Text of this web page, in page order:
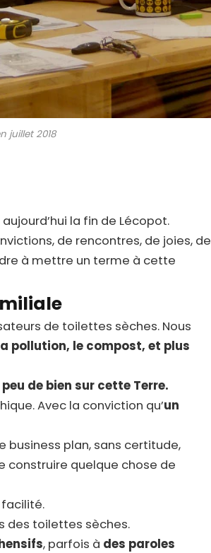
juillet 2018
la fin de Lécopot.
de rencontres, de joies, de
à mettre un terme à cette
de toilettes sèches. Nous
pollution, le compost, et plus
de bien sur cette Terre.
Avec la conviction qu’un
business plan, sans certitude,
construire quelque chose de
facilité.
des toilettes sèches.
, parfois à des paroles